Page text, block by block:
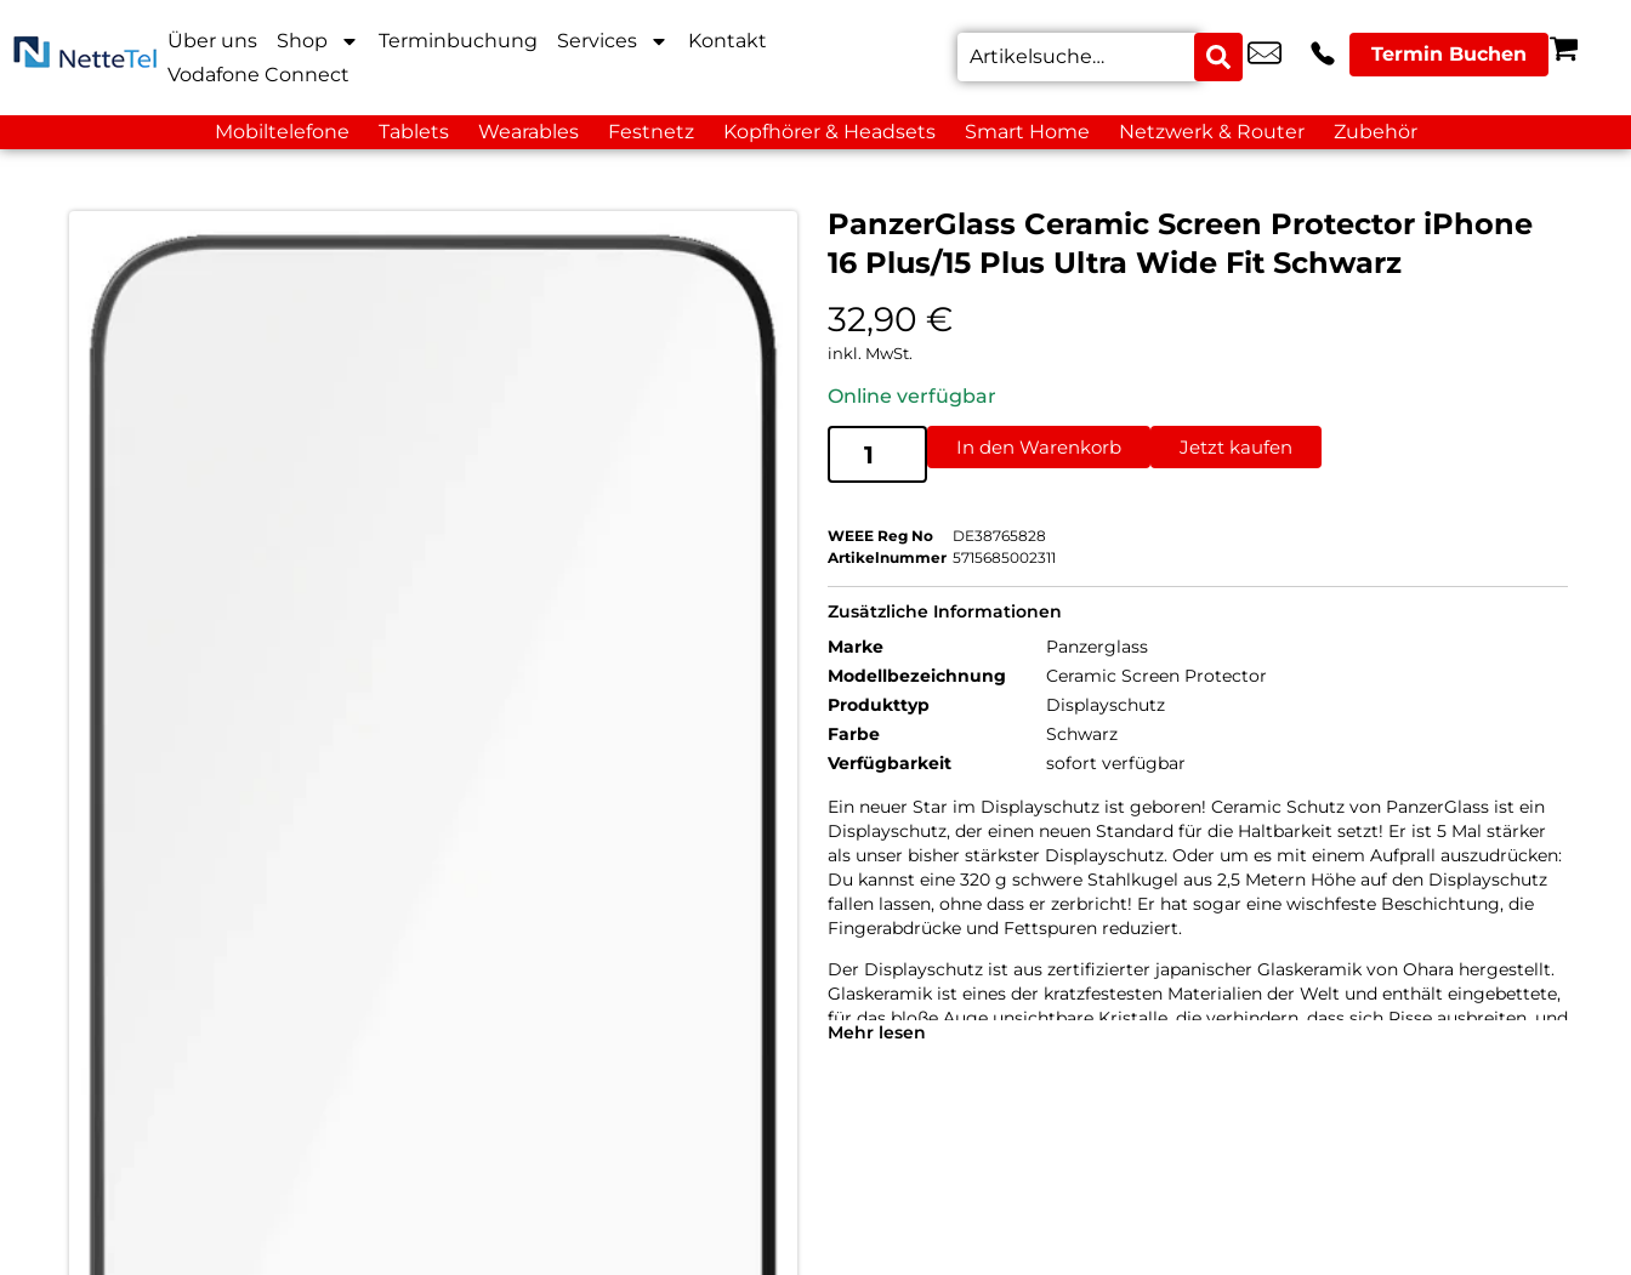
Über uns Shop Terminbuchung Services
Kontakt
Vodafone Connect
Termin Buchen
Mobiltelefone Tablets Wearables Festnetz Kopfhörer & Headsets Smart Home Netzwerk & Router Zubehör
PanzerGlass Ceramic Screen Protector iPhone
16 Plus/15 Plus Ultra Wide Fit Schwarz
32,90 €
inkl. MwSt.
Online verfügbar
In den Warenkorb Jetzt kaufen
WEEE Reg No
DE38765828
Artikelnummer 5715685002311
Zusätzliche Informationen
Marke
Panzerglass
Modellbezeichnung
Ceramic Screen Protector
Produkttyp
Displayschutz
Farbe
Schwarz
Verfügbarkeit
sofort verfügbar
Ein neuer Star im Displayschutz ist geboren! Ceramic Schutz von PanzerGlass ist ein
Displayschutz, der einen neuen Standard für die Haltbarkeit setzt! Er ist 5 Mal stärker
als unser bisher stärkster Displayschutz. Oder um es mit einem Aufprall auszudrücken:
Du kannst eine 320 g schwere Stahlkugel aus 2,5 Metern Höhe auf den Displayschutz
fallen lassen, ohne dass er zerbricht! Er hat sogar eine wischfeste Beschichtung, die
Fingerabdrücke und Fettspuren reduziert.
Der Displayschutz ist aus zertifizierter japanischer Glaskeramik von Ohara hergestellt.
Glaskeramik ist eines der kratzfestesten Materialien der Welt und enthält eingebettete,
für das bloße Auge unsichtbare Kristalle, die verhindern, dass sich Risse ausbreiten, und
die eine Festigkeit ermöglichen, die mit herkömmlichem Glas nicht erreicht werden
Mehr lesen